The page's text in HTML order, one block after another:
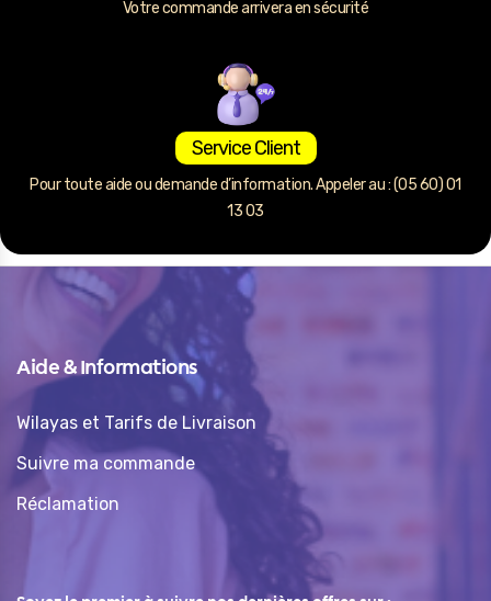
Votre commande arrivera en sécurité
Service Client
Pour toute aide ou demande d’information. Appeler au : (05 60) 01
13 03
Aide & Informations
Wilayas et Tarifs de Livraison
Suivre ma commande
Réclamation